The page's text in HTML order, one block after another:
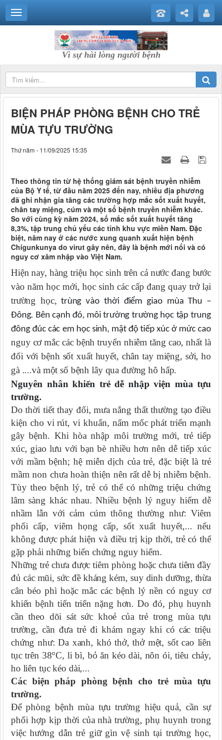
Vì sự hài lòng người bệnh
BIỆN PHÁP PHÒNG BỆNH CHO TRẺ
MÙA TỰU TRƯỜNG
Thứ năm - 11/09/2025 15:35
Theo thông tin từ hệ thống giám sát bệnh truyền nhiễm
của Bộ Y tế, từ đầu năm 2025 đến nay, nhiều địa phương
đã ghi nhận gia tăng các trường hợp mắc sốt xuất huyết,
chân tay miệng, cúm và một số bệnh truyền nhiễm khác.
So với cùng kỳ năm 2024, số mắc sốt xuất huyết tăng
8,3%, tập trung chủ yếu các tỉnh khu vực miền Nam. Đặc
biệt, năm nay ở các nước xung quanh xuất hiện bệnh
Chigunkunya do virut gây nên, đây là bệnh mới nổi và có
nguy cơ xâm nhập vào Việt Nam.
Hiện nay, hàng triệu học sinh trên cả nước đang bước
vào năm học mới, học sinh các cấp đang quay trở lại
trường học, trùng vào thời điểm giao mùa Thu –
Đông. Bên cạnh đó, môi trường trường học tập trung
đông đúc các em học sinh, mật độ tiếp xúc ở mức cao
nguy cơ mắc các bệnh truyển nhiễm tăng cao, nhất là
đối với bệnh sốt xuất huyết, chân tay miệng, sởi, ho
gà ....và một số bệnh lây qua đường hô hấp.
Nguyên nhân khiến trẻ dễ nhập viện mùa tựu
trường.
Do thời tiết thay đổi, mưa nắng thất thường tạo điều
kiện cho vi rút, vi khuẩn, nấm mốc phát triển mạnh
gây bệnh. Khi hòa nhập môi trường mới, trẻ tiếp
xúc, giao lưu với bạn bè nhiều hơn nên dễ tiếp xúc
với mầm bệnh; hệ miễn dịch của trẻ, đặc biệt là trẻ
mầm non chưa hoàn thiện nên rất dễ bị nhiễm bệnh.
Tùy theo bệnh lý, trẻ có thể có những triệu chứng
lâm sàng khác nhau. Nhiều bệnh lý nguy hiểm dễ
nhầm lẫn với cảm cúm thông thường như: Viêm
phổi cấp, viêm họng cấp, sốt xuất huyết,... nếu
không được phát hiện và điều trị kịp thời, trẻ có thể
gặp phải những biến chứng nguy hiểm.
Những trẻ chưa được tiêm phòng hoặc chưa tiêm đầy
đủ các mũi, sức đề kháng kém, suy dinh dưỡng, thừa
cân béo phì hoặc mắc các bệnh lý nền có nguy cơ
khiến bệnh tiến triển nặng hơn. Do đó, phụ huynh
cần theo dõi sát sức khoẻ của trẻ trong mùa tựu
trường, cần đưa trẻ đi khám ngay khi có các triệu
chứng như: Da xanh, khó thở, thở mệt, sốt cao liên
tục trên 38°C, li bì, bỏ ăn kéo dài, nôn ói, tiêu chảy,
ho liên tục kéo dài,...
Các biện pháp phòng bệnh cho trẻ mùa tựu
trường.
Để phòng bệnh mùa tựu trường hiệu quả, cần sự
phối hợp kịp thời của nhà trường, phụ huynh trong
việc hướng dẫn trẻ giữ gìn vệ sinh tại trường học,